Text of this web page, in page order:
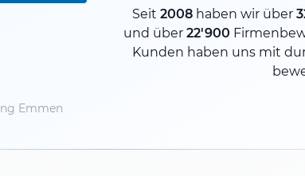
Seit 2008haben wir über
und über 22'900
Kunden haben uns mit
Emmen